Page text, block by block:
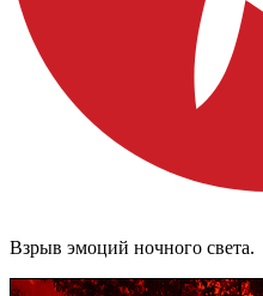
Взрыв эмоций ночного света.